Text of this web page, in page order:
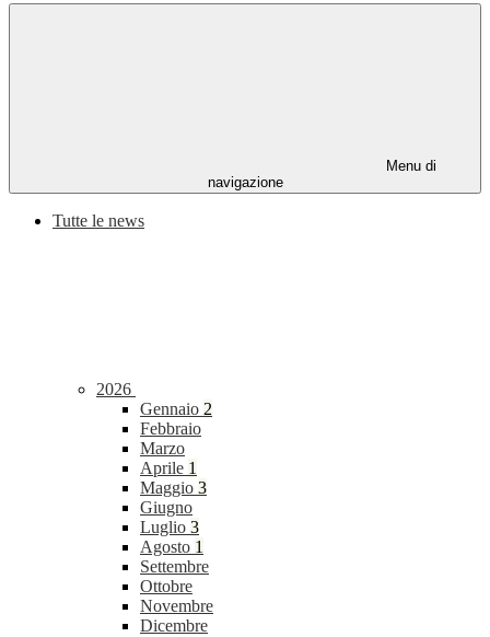
Menu di
navigazione
Tutte le news
2026
Gennaio 2
Febbraio
Marzo
Aprile 1
Maggio 3
Giugno
Luglio 3
Agosto 1
Settembre
Ottobre
Novembre
Dicembre